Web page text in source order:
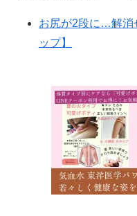
お尻が2段に…解消
ップ】